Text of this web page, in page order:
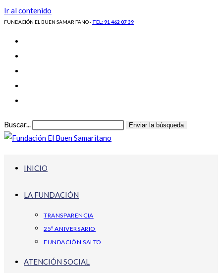
Ir al contenido
FUNDACIÓN EL BUEN SAMARITANO - TEL: 91 462 07 39
Buscar... Enviar la búsqueda
INICIO
LA FUNDACIÓN
TRANSPARENCIA
25º ANIVERSARIO
FUNDACIÓN SALTO
ATENCIÓN SOCIAL